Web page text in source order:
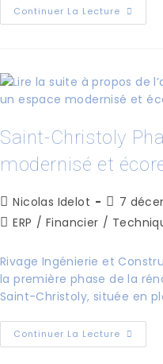
Continuer La Lecture
Saint-Christoly
modernisé et
Nicolas Idelot
7
ERP / Financier /
Rivage Ingénierie et
la première phase de la
Saint-Christoly, située en
Continuer La Lecture